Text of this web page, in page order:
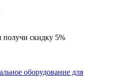
скидку 5%
оборудование для